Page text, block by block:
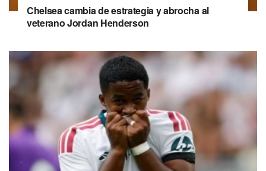
Chelsea cambia de estrategia y abrocha al
veterano Jordan Henderson